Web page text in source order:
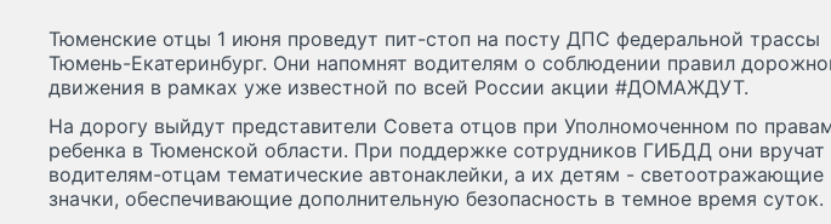
Тюменские отцы 1 июня проведут пит-стоп на посту ДПС федеральной трассы
Тюмень-Екатеринбург. Они напомнят водителям о соблюдении правил
движения в рамках уже известной по всей России акции #ДОМАЖДУТ.
На дорогу выйдут представители Совета отцов при Уполномоченном по
ребенка в Тюменской области. При поддержке сотрудников ГИБДД они вручат
водителям-отцам тематические автонаклейки, а их детям - светоотражающие
значки, обеспечивающие дополнительную безопасность в темное время суток.